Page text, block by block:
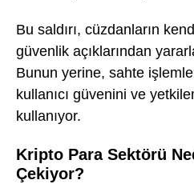
Bu saldırı, cüzdanların
güvenlik açıklarından
Bunun yerine, sahte
kullanıcı güvenini ve
kullanıyor.
Kripto Para Sektörü
Çekiyor?